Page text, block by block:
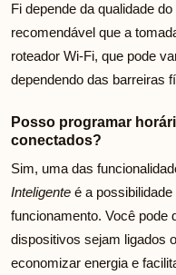
Fi depende da qualidade
recomendável que a
roteador Wi-Fi, que pode
dependendo das barreiras
Posso programar
conectados?
Sim, uma das
Inteligente é a
funcionamento. Você pode
dispositivos sejam ligados
economizar energia e